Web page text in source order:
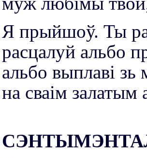
Я прыйшоў. Ты
расцалуй альбо
альбо выплаві зь
на сваім залатым